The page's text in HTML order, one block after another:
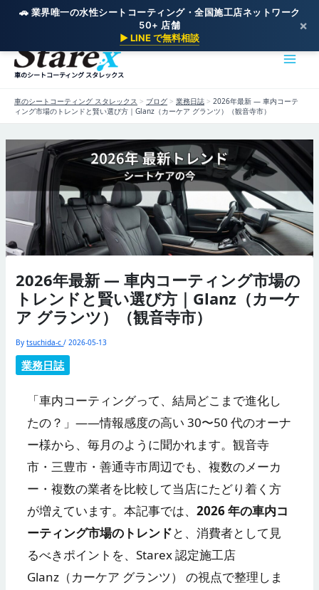
🚗 業界唯一の水性シートコーティング・全国施工店ネットワーク
50+ 店舗
▶ LINE で無料相談
×
容
車のシートコーティング スタレックス
車のシートコーティング スタレックス > ブログ > 業務日誌 > 2026年最新 — 車内コーテ
ィング市場のトレンドと賢い選び方｜Glanz（カーケア グランツ）（観音寺市）
2026年最新 — 車内コーティング市場の
トレンドと賢い選び方｜Glanz（カーケ
ア グランツ）（観音寺市）
Bytsuchida-c/2026-05-13
業務日誌
「車内コーティングって、結局どこまで進化し
たの？」——情報感度の高い 30〜50 代のオーナ
ー様から、毎月のように聞かれます。観音寺
市・三豊市・善通寺市周辺でも、複数のメーカ
ー・複数の業者を比較して当店にたどり着く方
が増えています。本記事では、2026 年の車内コ
ーティング市場のトレンドと、消費者として見
るべきポイントを、Starex 認定施工店
Glanz（カーケア グランツ） の視点で整理しま